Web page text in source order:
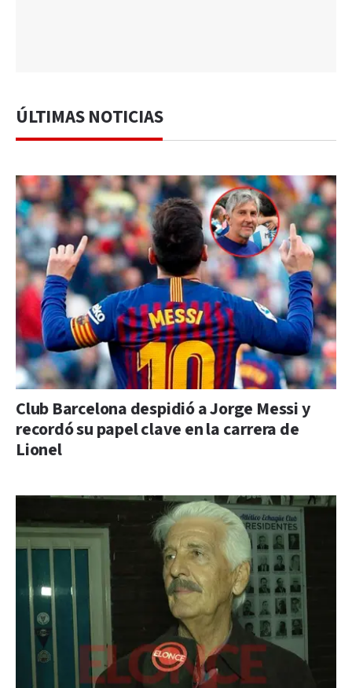
ÚLTIMAS NOTICIAS
Club Barcelona despidió a Jorge Messi y
recordó su papel clave en la carrera de
Lionel